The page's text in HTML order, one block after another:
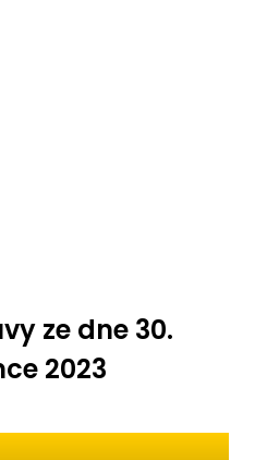
ze dne 30.
2023